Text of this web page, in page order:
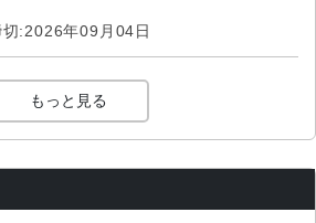
:2026年09月04日
もっと見る